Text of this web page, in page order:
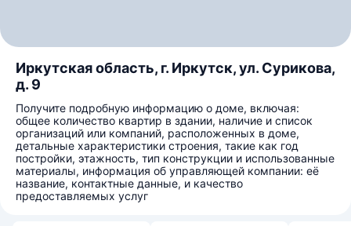
Иркутская область, г. Иркутск, ул. Сурикова,
д. 9
Получите подробную информацию о доме, включая:
общее количество квартир в здании, наличие и список
организаций или компаний, расположенных в доме,
детальные характеристики строения, такие как год
постройки, этажность, тип конструкции и использованные
материалы, информация об управляющей компании: её
название, контактные данные, и качество
предоставляемых услуг